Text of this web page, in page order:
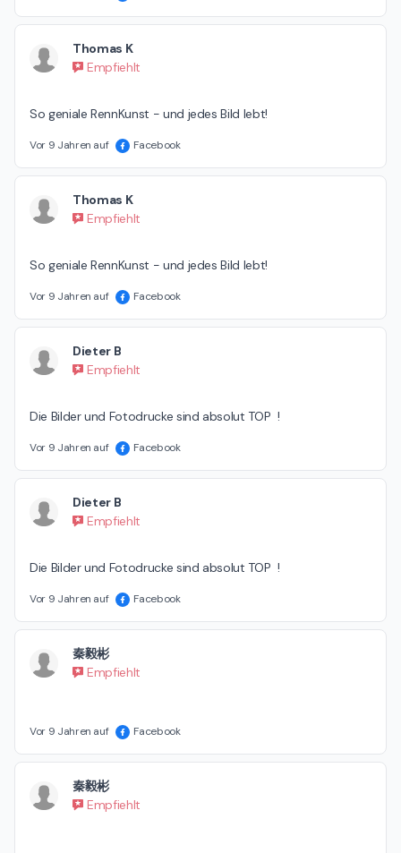
Thomas K
Empfiehlt
So geniale RennKunst - und jedes Bild lebt!
Vor 9 Jahren auf Facebook
Thomas K
Empfiehlt
So geniale RennKunst - und jedes Bild lebt!
Vor 9 Jahren auf Facebook
Dieter B
Empfiehlt
Die Bilder und Fotodrucke sind absolut TOP  !
Vor 9 Jahren auf Facebook
Dieter B
Empfiehlt
Die Bilder und Fotodrucke sind absolut TOP  !
Vor 9 Jahren auf Facebook
秦毅彬
Empfiehlt
Vor 9 Jahren auf Facebook
秦毅彬
Empfiehlt